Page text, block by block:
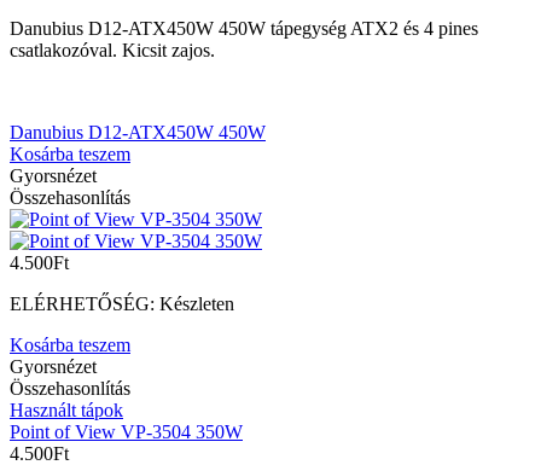
Danubius D12-ATX450W 450W tápegység ATX2 és 4 pines
csatlakozóval. Kicsit zajos.
Danubius D12-ATX450W 450W
Kosárba teszem
Gyorsnézet
Összehasonlítás
4.500Ft
ELÉRHETŐSÉG: Készleten
Kosárba teszem
Gyorsnézet
Összehasonlítás
Használt tápok
Point of View VP-3504 350W
4.500Ft